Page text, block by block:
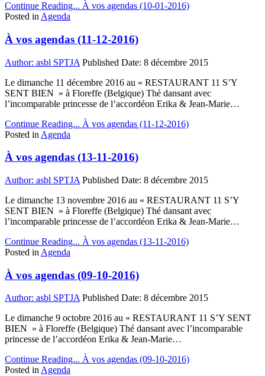
Continue Reading... À vos agendas (10-01-2016)
Posted in Agenda
À vos agendas (11-12-2016)
Author: asbl SPTJA Published Date: 8 décembre 2015
Le dimanche 11 décembre 2016 au « RESTAURANT 11 S’Y
SENT BIEN » à Floreffe (Belgique) Thé dansant avec
l’incomparable princesse de l’accordéon Erika & Jean-Marie…
Continue Reading... À vos agendas (11-12-2016)
Posted in Agenda
À vos agendas (13-11-2016)
Author: asbl SPTJA Published Date: 8 décembre 2015
Le dimanche 13 novembre 2016 au « RESTAURANT 11 S’Y
SENT BIEN » à Floreffe (Belgique) Thé dansant avec
l’incomparable princesse de l’accordéon Erika & Jean-Marie…
Continue Reading... À vos agendas (13-11-2016)
Posted in Agenda
À vos agendas (09-10-2016)
Author: asbl SPTJA Published Date: 8 décembre 2015
Le dimanche 9 octobre 2016 au « RESTAURANT 11 S’Y SENT
BIEN » à Floreffe (Belgique) Thé dansant avec l’incomparable
princesse de l’accordéon Erika & Jean-Marie…
Continue Reading... À vos agendas (09-10-2016)
Posted in Agenda